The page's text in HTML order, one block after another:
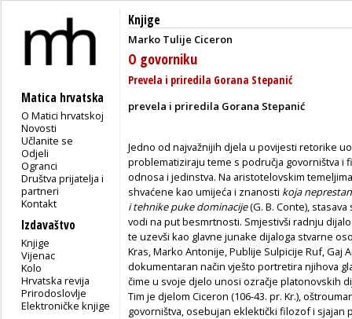
Matica hrvatska
O Matici hrvatskoj
Novosti
Učlanite se
Odjeli
Ogranci
Društva prijatelja i
partneri
Kontakt
Izdavaštvo
Knjige
Vijenac
Kolo
Hrvatska revija
Prirodoslovlje
Elektroničke knjige
Knjige
Marko Tulije Ciceron
O govorniku
Prevela i priredila Gorana Stepanić
prevela i priredila Gorana Stepanić
Jedno od najvažnijih djela u povijesti retorike
problematiziraju teme s područja govorništva i
odnosa i jedinstva. Na aristotelovskim
shvaćene kao umijeća i znanosti koja
i tehnike puke dominacije(G. B. Conte),
vodi na put besmrtnosti. Smjestivši radnju
te uzevši kao glavne junake dijaloga stvarne
Kras, Marko Antonije, Publije Sulpicije Ruf, Gaj
dokumentaran način vješto portretira njihova
čime u svoje djelo unosi ozračje platonovskih
Tim je djelom Ciceron (106-43. pr. Kr.),
govorništva, osebujan eklektički filozof i sjajan